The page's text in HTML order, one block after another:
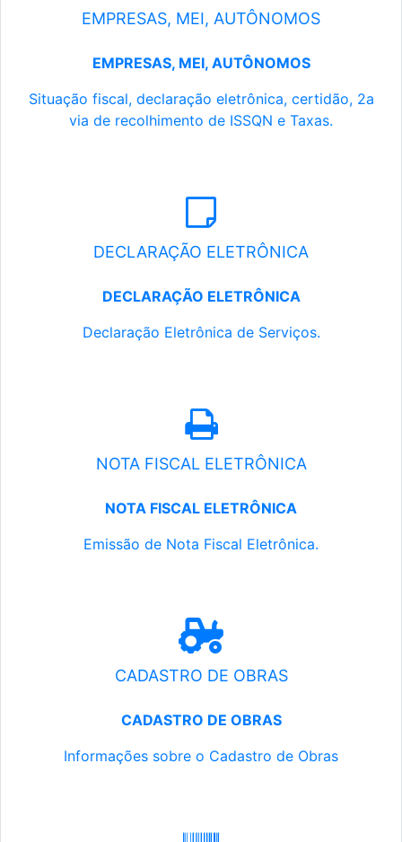
EMPRESAS, MEI, AUTÔNOMOS
EMPRESAS, MEI, AUTÔNOMOS
Situação fiscal, declaração eletrônica, certidão, 2a
via de recolhimento de ISSQN e Taxas.
DECLARAÇÃO ELETRÔNICA
DECLARAÇÃO ELETRÔNICA
Declaração Eletrônica de Serviços.
NOTA FISCAL ELETRÔNICA
NOTA FISCAL ELETRÔNICA
Emissão de Nota Fiscal Eletrônica.
CADASTRO DE OBRAS
CADASTRO DE OBRAS
Informações sobre o Cadastro de Obras